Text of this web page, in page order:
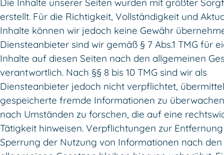
Die Inhalte unserer Seiten wurden mit größter
erstellt. Für die Richtigkeit, Vollständigkeit und
Inhalte können wir jedoch keine Gewähr
Diensteanbieter sind wir gemäß § 7 Abs.1 TMG für
Inhalte auf diesen Seiten nach den allgemeinen
verantwortlich. Nach §§ 8 bis 10 TMG sind wir als
Diensteanbieter jedoch nicht verpflichtet,
gespeicherte fremde Informationen zu
nach Umständen zu forschen, die auf eine
Tätigkeit hinweisen. Verpflichtungen zur
Sperrung der Nutzung von Informationen nach den